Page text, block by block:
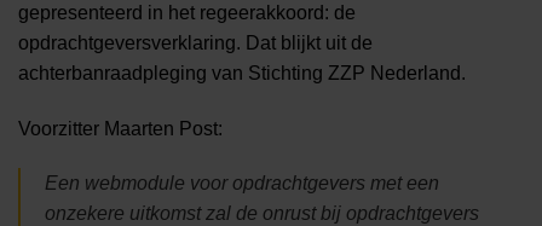
gepresenteerd in het regeerakkoord: de
opdrachtgeversverklaring. Dat blijkt uit de
achterbanraadpleging van Stichting ZZP Nederland.
Voorzitter Maarten Post:
Een webmodule voor opdrachtgevers met een
onzekere uitkomst zal de onrust bij opdrachtgevers